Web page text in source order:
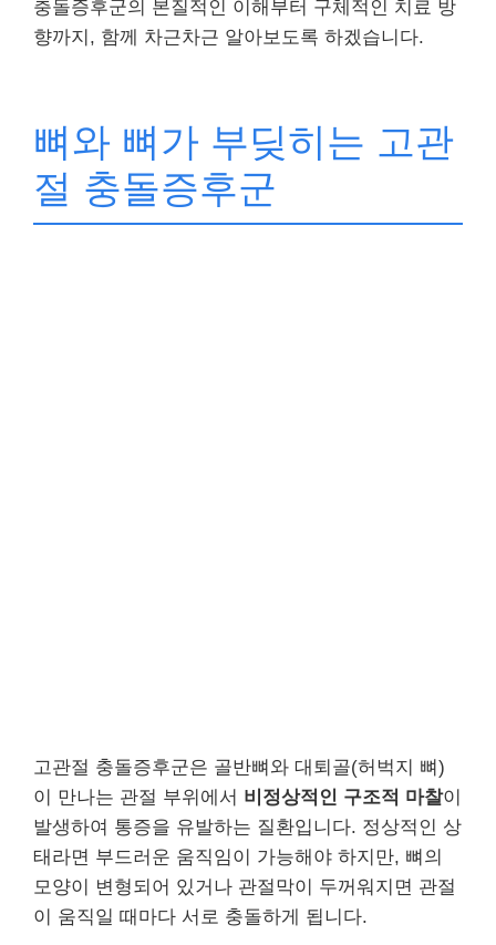
충돌증후군의 본질적인 이해부터 구체적인 치료 방
향까지, 함께 차근차근 알아보도록 하겠습니다.
뼈와 뼈가 부딪히는 고관
절 충돌증후군
고관절 충돌증후군은 골반뼈와 대퇴골(허벅지 뼈)
이 만나는 관절 부위에서 비정상적인 구조적 마찰이
발생하여 통증을 유발하는 질환입니다. 정상적인 상
태라면 부드러운 움직임이 가능해야 하지만, 뼈의
모양이 변형되어 있거나 관절막이 두꺼워지면 관절
이 움직일 때마다 서로 충돌하게 됩니다.